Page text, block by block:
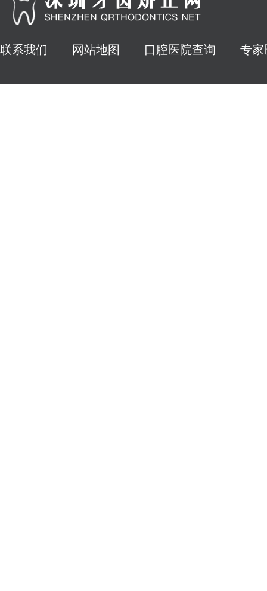
联系我们 网站地图 口腔医院查询 专家